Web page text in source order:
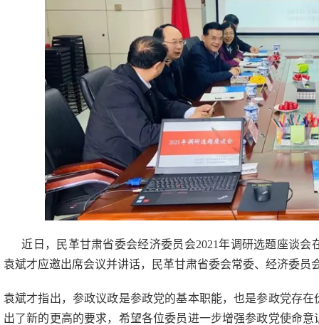
近日，民革甘肃省委会经济委员会2021年调研选题座谈会
袁斌才应邀出席会议并讲话，民革甘肃省委会常委、经济委
袁斌才指出，参政议政是参政党的基本职能，也是参政党存
出了新的更高的要求，希望各位委员进一步增强参政党使命